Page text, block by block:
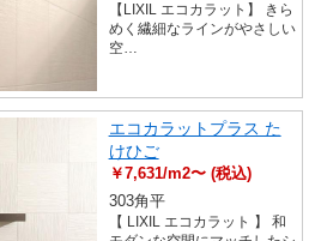
【LIXIL エコカラット】 きら
めく繊細なラインがやさしい
空…
エコカラットプラス た
けひご
￥7,631/m2〜 (税込)
303角平
【 LIXIL エコカラット 】 和